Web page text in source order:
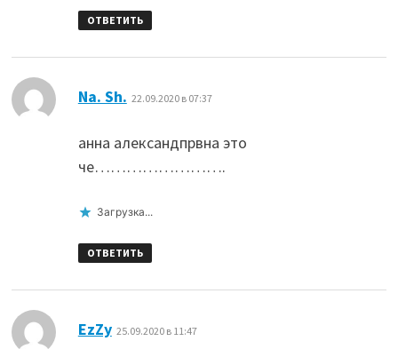
ОТВЕТИТЬ
Na. Sh. 22.09.2020 в 07:37
анна александпрвна это
че…………………….
Загрузка...
ОТВЕТИТЬ
EzZy: 25.09.2020 в 11:47